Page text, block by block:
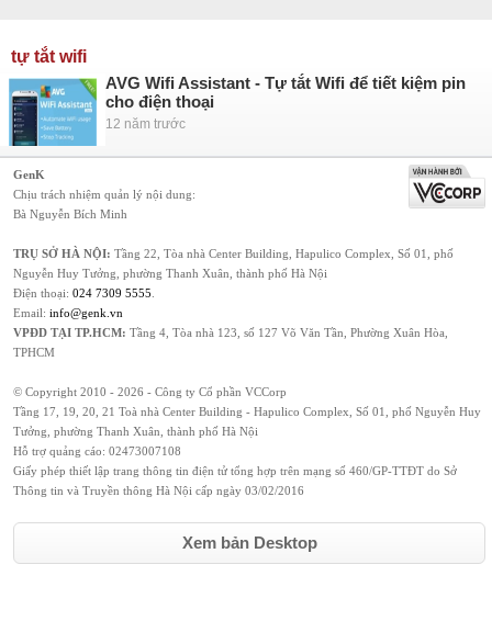
tự tắt wifi
AVG Wifi Assistant - Tự tắt Wifi để tiết kiệm pin
cho điện thoại
12 năm trước
GenK
Chịu trách nhiệm quản lý nội dung:
Bà Nguyễn Bích Minh
TRỤ SỞ HÀ NỘI: Tầng 22, Tòa nhà Center Building, Hapulico Complex, Số 01, phố
Nguyễn Huy Tưởng, phường Thanh Xuân, thành phố Hà Nội
Điện thoại: 024 7309 5555
Email: info@genk.vn
VPĐD TẠI TP.HCM: Tầng 4, Tòa nhà 123, số 127 Võ Văn Tần, Phường Xuân Hòa,
TPHCM
© Copyright 2010 - 2026 - Công ty Cổ phần VCCorp
Tầng 17, 19, 20, 21 Toà nhà Center Building - Hapulico Complex, Số 01, phố Nguyễn Huy
Tưởng, phường Thanh Xuân, thành phố Hà Nội
Hỗ trợ quảng cáo: 02473007108
Giấy phép thiết lập trang thông tin điện tử tổng hợp trên mạng số 460/GP-TTĐT do Sở
Thông tin và Truyền thông Hà Nội cấp ngày 03/02/2016
Xem bản Desktop